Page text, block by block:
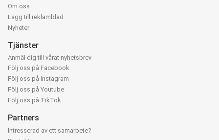
Om oss
Lägg till reklamblad
Nyheter
Tjänster
Anmäl dig till vårat nyhetsbrev
Följ oss på Facebook
Följ oss på Instagram
Följ oss på Youtube
Följ oss på TikTok
Partners
Intresserad av ett samarbete?